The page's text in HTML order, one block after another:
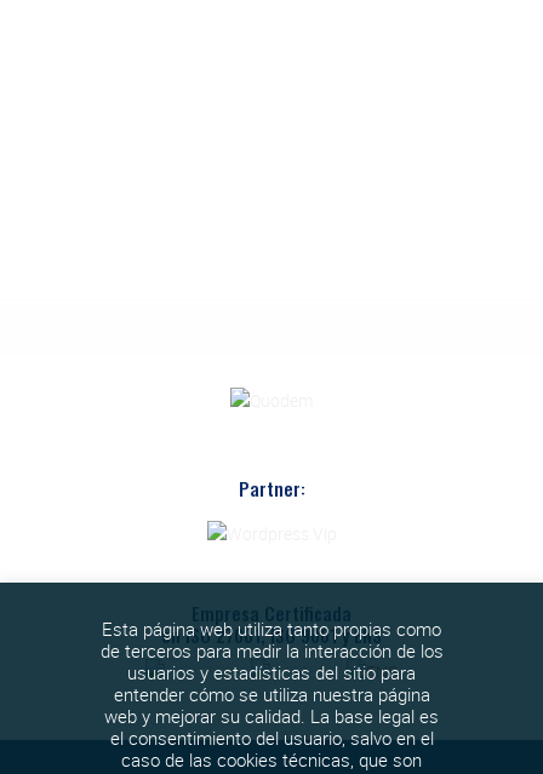
Partner:
Empresa Certificada
en ISO 27001, ISO 9001 y ENS
Esta página web utiliza tanto propias como
de terceros para medir la interacción de los
usuarios y estadísticas del sitio para
entender cómo se utiliza nuestra página
web y mejorar su calidad. La base legal es
el consentimiento del usuario, salvo en el
caso de las cookies técnicas, que son